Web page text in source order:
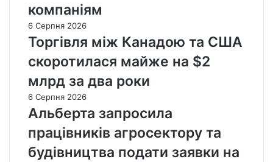
компаніям
6 Серпня 2026
Торгівля між Канадою та США
скоротилася майже на $2
млрд за два роки
6 Серпня 2026
Альберта запросила
працівників агросектору та
будівництва подати заявки на